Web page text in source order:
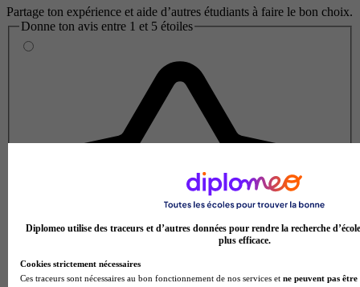
Partage ton expérience et aide d’autres étudiants à faire le bon choix.
Donne ton avis entre 1 et 5 étoiles
Diplomeo utilise des traceurs et d’autres données pour rendre la recherche
plus efficace.
Cookies strictement nécessaires
Ces traceurs sont nécessaires au bon fonctionnement de nos services et ne peuvent pas être